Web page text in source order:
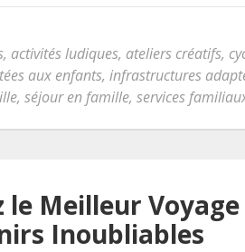
, activités ludiques, ateliers créatifs,
aux enfants, infrastructures
, séjour en famille, services
le Meilleur
Inoubliables